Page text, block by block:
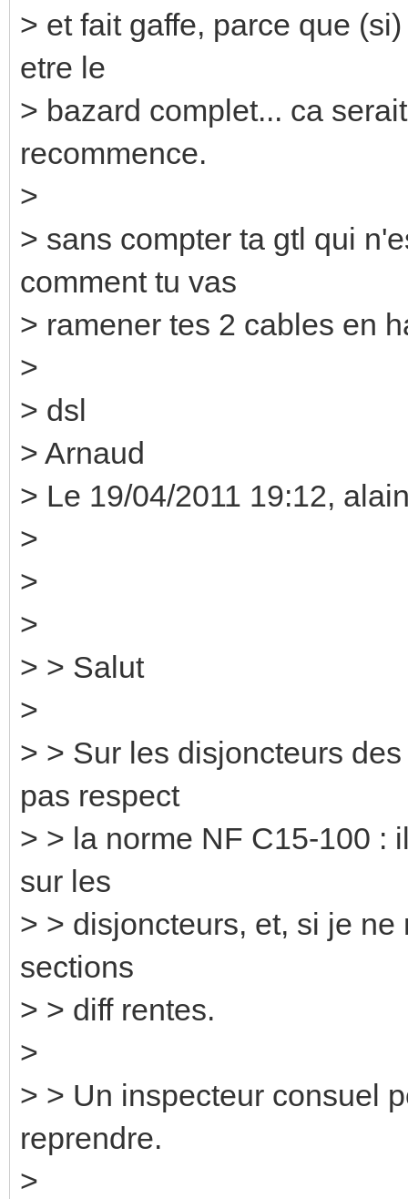
> et fait gaffe, parce que
etre le
> bazard complet... ca
recommence.
>
> sans compter ta gtl qui
comment tu vas
> ramener tes 2 cables en
>
> dsl
> Arnaud
> Le 19/04/2011 19:12,
>
>
>
> > Salut
>
> > Sur les disjoncteurs
pas respect
> > la norme NF C15-100 :
sur les
> > disjoncteurs, et, si je
sections
> > diff rentes.
>
> > Un inspecteur consuel
reprendre.
>